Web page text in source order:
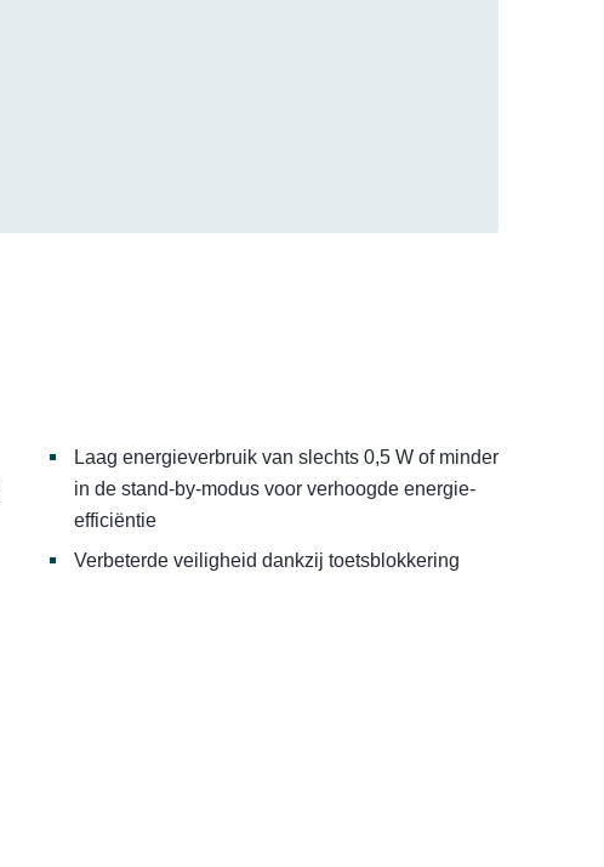
Laag energieverbruik van slechts 0,5 W of minder
in de stand-by-modus voor verhoogde energie-
efficiëntie
Verbeterde veiligheid dankzij toetsblokkering